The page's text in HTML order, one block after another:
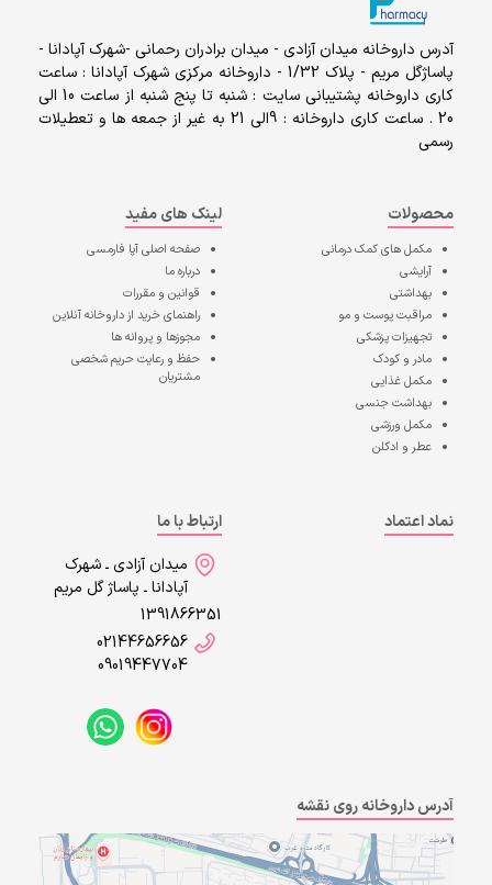
آدرس داروخانه میدان آزادی - میدان برادران رحمانی -شهرک آپادانا -
پاساژگل مریم - پلاک 1/32 - داروخانه مرکزی شهرک آپادانا : ساعت
کاری داروخانه پشتیبانی سایت : شنبه تا پنج شنبه از ساعت 10 الی
20 . ساعت کاری داروخانه : 9الی 21 به غیر از جمعه ها و تعطیلات
رسمی
محصولات
مکمل های کمک درمانی
آرایشی
بهداشتی
مراقبت پوست و مو
تجهیزات پزشکی
مادر و کودک
مکمل غذایی
بهداشت جنسی
مکمل ورزشی
عطر و ادکلن
لینک های مفید
صفحه اصلیآپا فارمسی
درباره ما
قوانین و مقررات
راهنمای خرید از داروخانه آنلاین
مجوزها و پروانه ها
حفظ و رعایت حریم شخصی
مشتریان
نماد اعتماد
ارتباط با ما
میدان آزادی ـ شهرک
آپادانا ـ پاساژ گل مریم
1391866351
02144656656
09019447704
آدرس داروخانه روی نقشه